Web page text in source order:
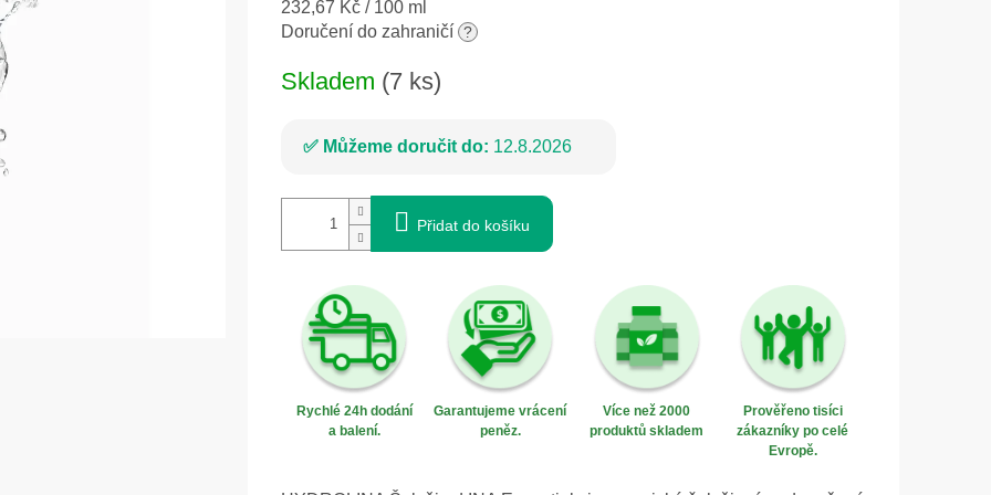
Měrná
cena:
232,67 Kč / 100 ml
Doručení do zahraničí ?
Skladem (7 ks)
Můžeme doručit do: 12.8.2026
Přidat do košíku
Rychlé 24h dodání
a balení.
Garantujeme vrácení
peněz.
Více než 2000
produktů skladem
Prověřeno tisíci
zákazníky po celé
Evropě.